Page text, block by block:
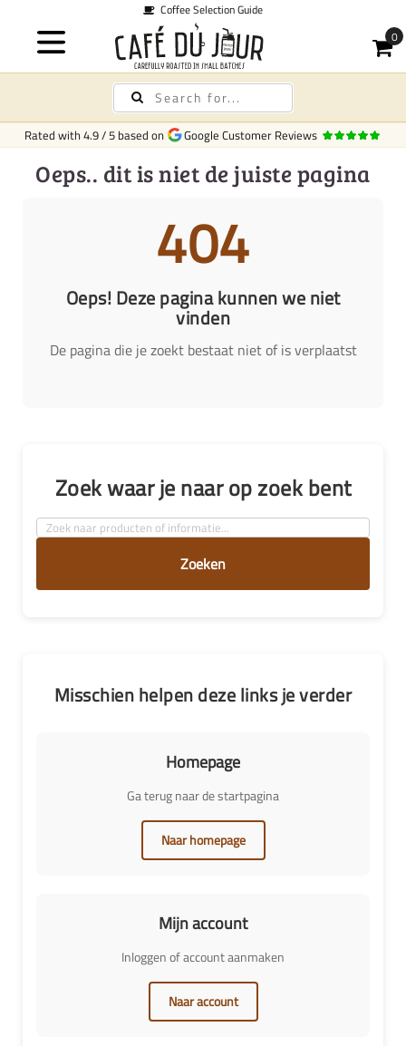
Coffee Selection Guide
Rated with4.9/5 based on Google Customer Reviews
Oeps.. dit is niet de juiste pagina
404
Oeps! Deze pagina kunnen we niet
vinden
De pagina die je zoekt bestaat niet of is verplaatst
Zoek waar je naar op zoek bent
Zoeken
Misschien helpen deze links je verder
Homepage
Ga terug naar de startpagina
Naar homepage
Mijn account
Inloggen of account aanmaken
Naar account